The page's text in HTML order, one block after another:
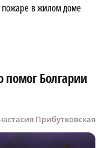
в жилом доме
Болгарии
Прибутковская